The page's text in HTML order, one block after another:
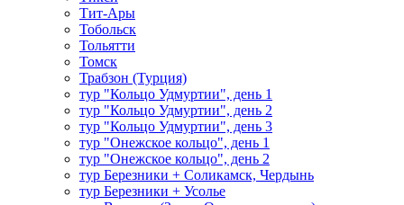
Тит-Ары
Тобольск
Тольятти
Томск
Трабзон (Турция)
тур "Кольцо Удмуртии", день 1
тур "Кольцо Удмуртии", день 2
тур "Кольцо Удмуртии", день 3
тур "Онежское кольцо", день 1
тур "Онежское кольцо", день 2
тур Березники + Соликамск, Чердынь
тур Березники + Усолье